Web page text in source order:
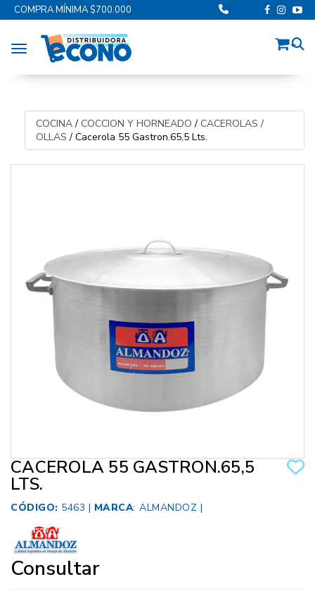
COMPRA MÍNIMA $700.000
Toggle navigation
COCINA/ COCCION Y HORNEADO / CACEROLAS /
OLLAS / Cacerola 55 Gastron.65,5 Lts.
CACEROLA 55 GASTRON.65,5
LTS.
CÓDIGO: 5463 | MARCA: ALMANDOZ |
Consultar